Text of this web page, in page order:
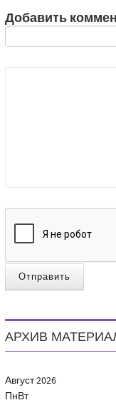
Добавить
Отправить
АРХИВ
Август2026
ПнВт